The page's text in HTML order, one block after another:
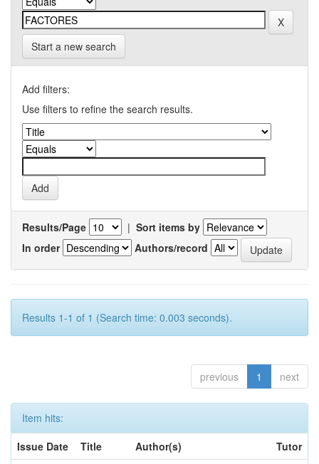
Start a new search
Add filters:
Use filters to refine the search results.
Results/Page | Sort items by
In order
Authors/record
Results 1-1 of 1 (Search time: 0.003 seconds).
previous 1 next
Item hits:
Issue Date
Title Author(s)
Tutor